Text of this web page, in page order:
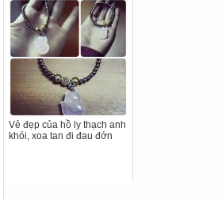
Vẻ đẹp của hồ ly thạch anh
khói, xoa tan đi đau đớn